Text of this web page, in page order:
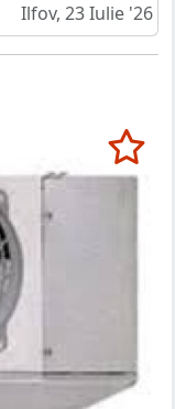
Ilfov, 23 Iulie '26